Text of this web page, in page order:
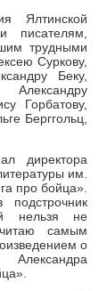
Ялтинской
писателям,
трудными
Суркову,
Беку,
Горбатову,
Берггольц,
директора
им.
про бойца».
нельзя не
самым
о